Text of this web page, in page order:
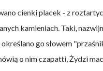
cienki placek - z
kamieniach. Taki,
go słowem
o nim czapatti, Żydzi